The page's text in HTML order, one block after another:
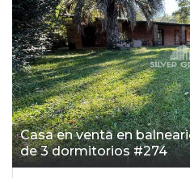
Casa en venta en
de 3 dormitorios #274